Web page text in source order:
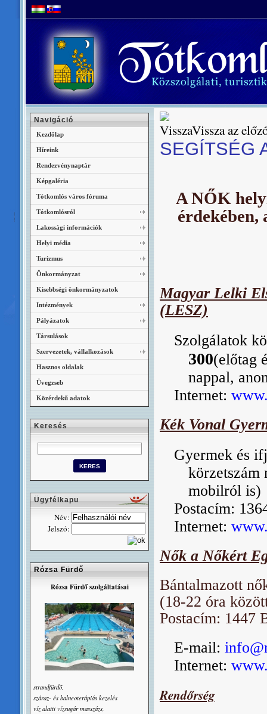
Vissza az
SEGÍTSÉG
A NŐK
érdekében,
Magyar Lelki
(LESZ)
Szolgálatok
300(előtag
nappal,
Internet:
Kék Vonal
Gyermek és
körzetszám
mobilról is)
Postacím:
Internet:
Nők a Nőkért
Bántalmazott
(18-22 óra
Postacím: 1447
E-mail:
Internet:
Rendőrség
Navigáció
Kezdőlap
Híreink
Rendezvénynaptár
Képgaléria
Tótkomlós város fóruma
Tótkomlósról
Lakossági információk
Helyi média
Turizmus
Önkormányzat
Kisebbségi önkormányzatok
Intézmények
Pályázatok
Társulások
Szervezetek, vállalkozások
Hasznos oldalak
Üvegzseb
Közérdekű adatok
Keresés
Ügyfélkapu
Név:
Jelszó:
Rózsa Fürdő
Rózsa Fürdő szolgáltatásai
strandfürdõ,
száraz- és balneoterápiás kezelés
víz alatti vízsugár masszázs,